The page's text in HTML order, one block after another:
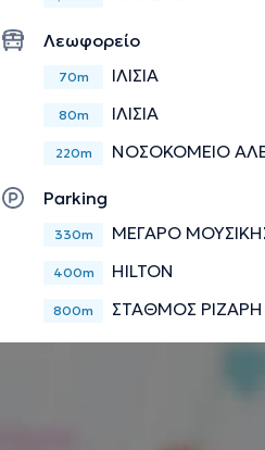
Λεωφορείο
70m IΛΙΣΙΑ
80m ΙΛΙΣΙΑ
220m ΝΟΣΟΚΟΜΕΙΟ
Parking
330m ΜΕΓΑΡΟ
400m HILTON
800m ΣΤΑΘΜΟΣ ΡΙΖΑΡΗ